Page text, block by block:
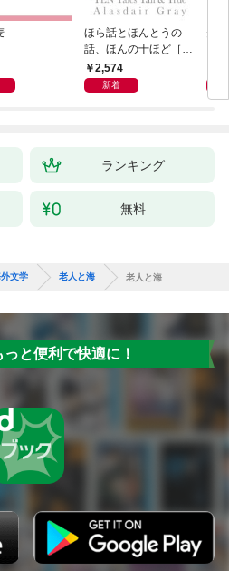
ほら話とほんとうの
話、ほんの十ほど［新
装版］
2,574
新着
美
ランキング
無料
文学 老人と海 老人と海
と便利で快適に！